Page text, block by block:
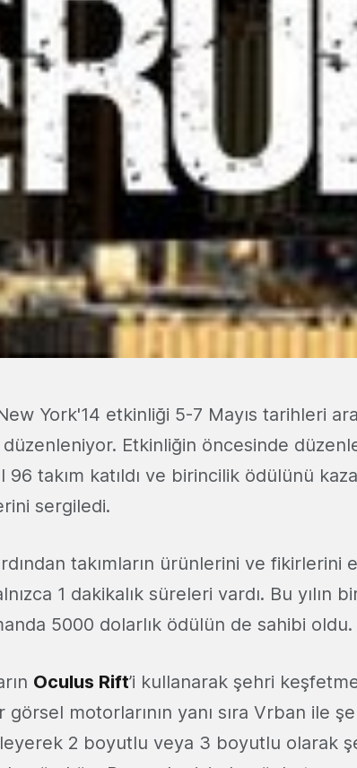
York'14 etkinliği 5-7 Mayıs tarihleri
Etkinliğin öncesinde
96 takım katıldı ve birincilik ödülünü
sergiledi.
takımların ürünlerini ve fikirlerini
1 dakikalık süreleri vardı. Bu yılın
5000 dolarlık ödülün de sahibi oldu.
Oculus Rift’i kullanarak şehri
görsel motorlarının yanı sıra Vrban ile
2 boyutlu veya 3 boyutlu olarak